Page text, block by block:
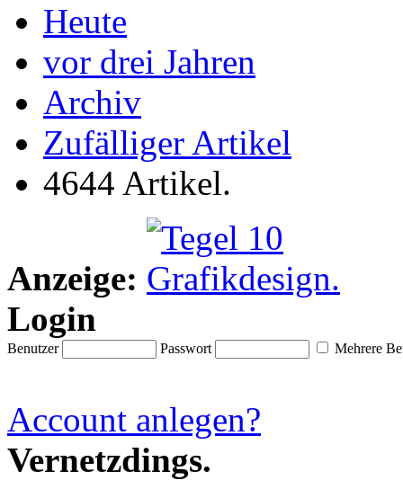
Heute
vor drei Jahren
Archiv
Zufälliger Artikel
4644 Artikel.
Anzeige:
Login
Benutzer Passwort Mehrere
Account anlegen?
Vernetzdings.